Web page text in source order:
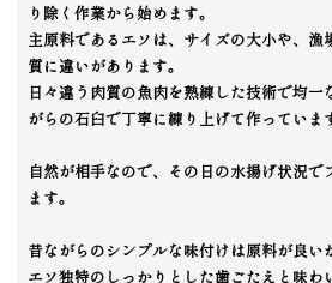
り除く作業から始めます。
主原料であるエソは、サイズの大小や、漁
質に違いがあります。
日々違う肉質の魚肉を熟練した技術で均一
がらの石臼で丁寧に練り上げて作っていま
自然が相手なので、その日の水揚げ状況で
ます。
昔ながらのシンプルな味付けは原料が良い
エソ独特のしっかりとした歯ごたえと味わ